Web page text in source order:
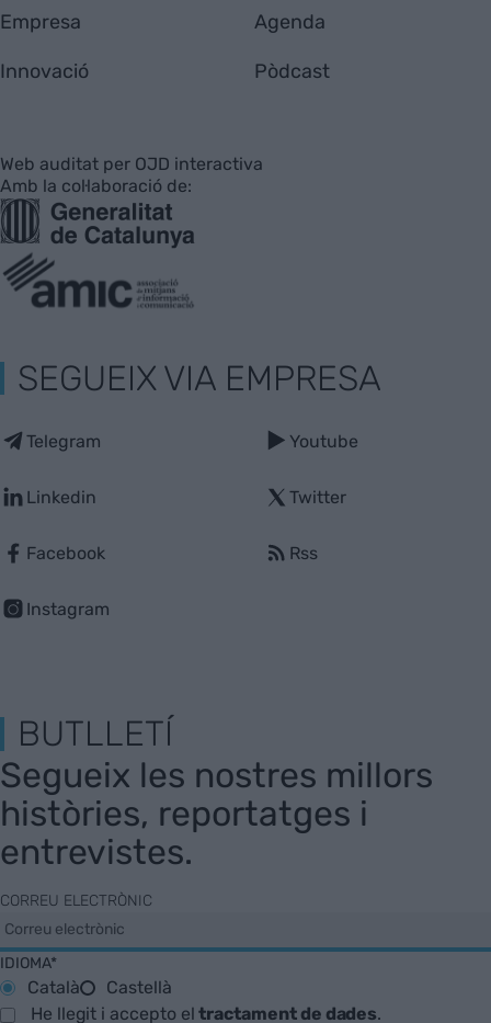
Empresa
Innovació
Agenda
Pòdcast
Web auditat per OJD interactiva
Amb la col·laboració de:
SEGUEIX VIA EMPRESA
Telegram
Linkedin
Facebook
Instagram
Youtube
Twitter
Rss
BUTLLETÍ
Segueix les nostres millors
històries, reportatges i
entrevistes.
CORREU ELECTRÒNIC
IDIOMA*
Català
Castellà
He llegit i accepto eltractament de dades.